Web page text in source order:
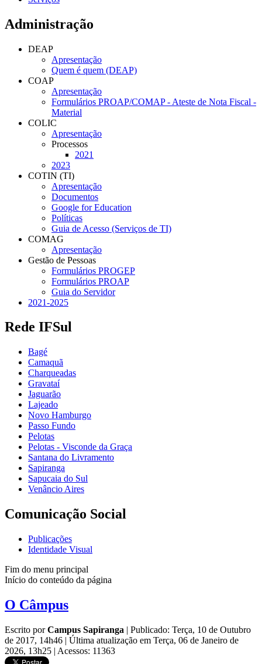
Administração
DEAP
Apresentação
Quem é quem (DEAP)
COAP
Apresentação
Formulários PROAP/COMAP - Ateste de Nota Fiscal -
Material
COLIC
Apresentação
Processos
2021
2023
COTIN (TI)
Apresentação
Documentos
Google for Education
Políticas
Guia de Acesso (Serviços de TI)
COMAG
Apresentação
Gestão de Pessoas
Formulários PROGEP
Formulários PROAP
Guia do Servidor
2021-2025
Rede IFSul
Bagé
Camaquã
Charqueadas
Gravataí
Jaguarão
Lajeado
Novo Hamburgo
Passo Fundo
Pelotas
Pelotas - Visconde da Graça
Santana do Livramento
Sapiranga
Sapucaia do Sul
Venâncio Aires
Comunicação Social
Publicações
Identidade Visual
Fim do menu principal
Início do conteúdo da página
O Câmpus
Escrito porCampus Sapiranga | Publicado: Terça, 10 de Outubro
de 2017, 14h46 | Última atualização em Terça, 06 de Janeiro de
2026, 13h25 | Acessos: 11363